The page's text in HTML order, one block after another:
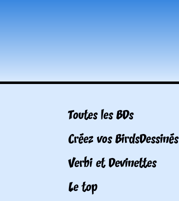
Toutes les BDs
Créez vos BirdsDessinés
Verbi et Devinettes
Le top